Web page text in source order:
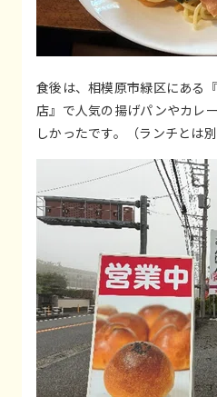
食後は、相模原市緑区にある
店』で人気の揚げパンやカレ
しかったです。（ランチとは別